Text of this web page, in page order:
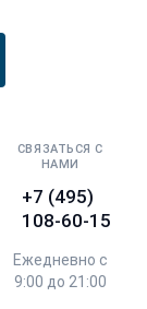
СВЯЗАТЬСЯ С
НАМИ
+7 (495)
108-60-15
Ежедневно с
9:00 до 21:00